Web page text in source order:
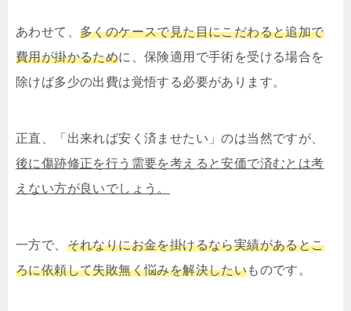
あわせて、 多くのケースで見た目にこだわると追加で
費用が掛かるために、保険適用で手術を受ける場合を
除けば多少の出費は覚悟する必要があります。
正直、「出来れば安く済ませたい」のは当然ですが、
後に傷跡修正を行う需要を考えると安価で済むとは考
えない方が良いでしょう。
一方で、 それなりにお金を掛けるなら実績があるとこ
ろに依頼して失敗無く悩みを解決したいものです。